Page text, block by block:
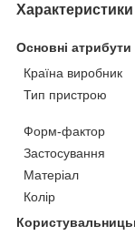
Характеристики
Основні атрибути
Країна виробник
Тип пристрою
Форм-фактор
Застосування
Матеріал
Колір